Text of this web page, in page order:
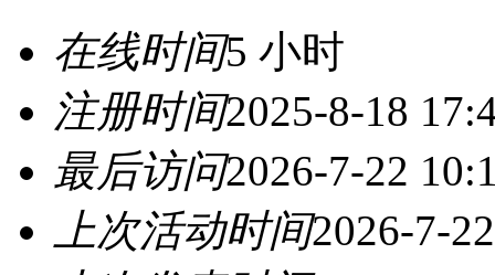
在线时间5 小时
注册时间2025-8-18
最后访问2026-7-22
上次活动时间2026-7-